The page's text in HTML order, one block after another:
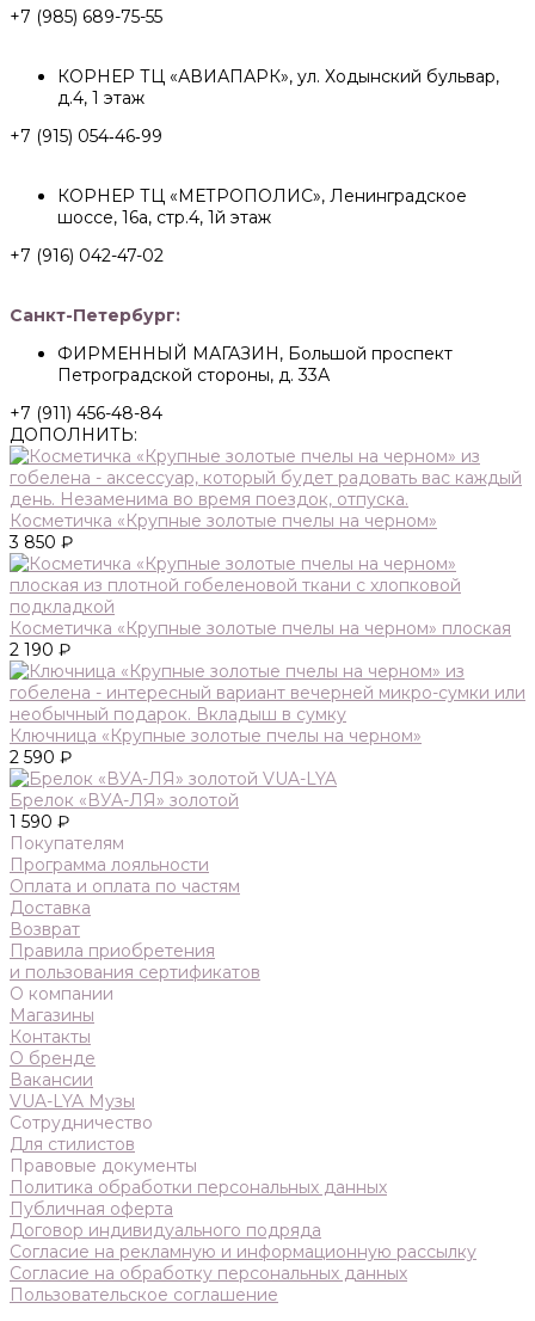
+7 (985) 689-75-55
КОРНЕР ТЦ «АВИАПАРК», ул. Ходынский бульвар,
д.4, 1 этаж
+7 (915) 054‑46‑99
КОРНЕР ТЦ «МЕТРОПОЛИС», Ленинградское
шоссе, 16а, стр.4, 1й этаж
+7 (916) 042-47-02
Санкт-Петербург:
ФИРМЕННЫЙ МАГАЗИН, Большой проспект
Петроградской стороны, д. 33А
+7 (911) 456-48-84
ДОПОЛНИТЬ:
Косметичка «Крупные золотые пчелы на черном»
3 850 ₽
Косметичка «Крупные золотые пчелы на черном» плоская
2 190 ₽
Ключница «Крупные золотые пчелы на черном»
2 590 ₽
Брелок «ВУА-ЛЯ» золотой
1 590 ₽
Покупателям
Программа лояльности
Оплата и оплата по частям
Доставка
Возврат
Правила приобретения
и пользования сертификатов
О компании
Магазины
Контакты
О бренде
Вакансии
VUA-LYA Музы
Сотрудничество
Для стилистов
Правовые документы
Политика обработки персональных данных
Публичная оферта
Договор индивидуального подряда
Согласие на рекламную и информационную рассылку
Согласие на обработку персональных данных
Пользовательское соглашение